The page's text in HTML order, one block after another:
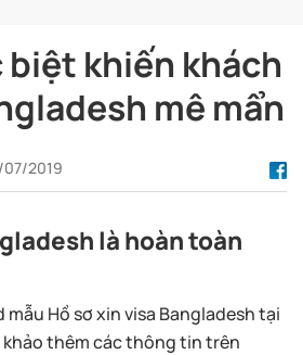
biệt khiến khách
mê mẩn
07/2019
là hoàn toàn
Hồ sơ xin visa Bangladesh tại
thêm các thông tin trên